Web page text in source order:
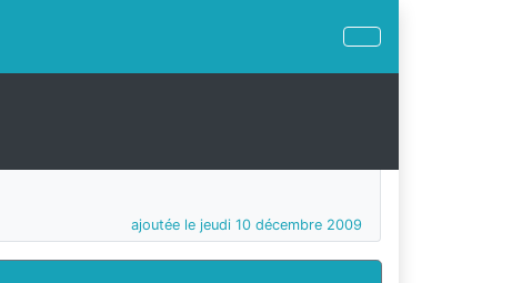
ajoutée le jeudi 10 décembre 2009